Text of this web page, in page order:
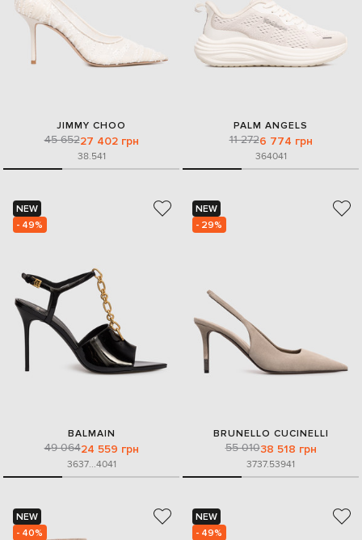
JIMMY CHOO
45 65227 402 грн
38.541
PALM ANGELS
11 2726 774 грн
364041
NEW
- 49%
BALMAIN
49 06424 559 грн
3637...4041
NEW
- 29%
BRUNELLO CUCINELLI
55 01038 518 грн
3737.53941
NEW
- 40%
NEW
- 49%